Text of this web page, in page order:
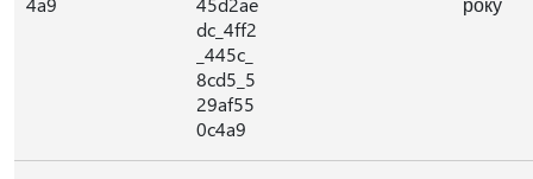
dc_4ff2
_445c_
8cd5_5
29af55
0c4a9